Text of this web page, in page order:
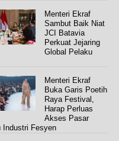
Menteri Ekraf
Sambut Baik Niat
JCI Batavia
Perkuat Jejaring
Global Pelaku
Menteri Ekraf
Buka Garis Poetih
Raya Festival,
Harap Perluas
Akses Pasar
Industri Fesyen